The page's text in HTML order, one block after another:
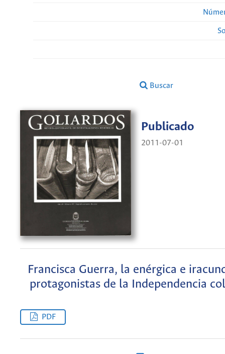
Buscar
Publicado
2011-07-01
Francisca Guerra, la enérgica e
protagonistas de la Independencia
PDF